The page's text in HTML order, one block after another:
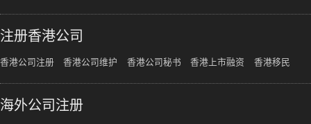
注册香港公司
香港公司注册 香港公司维护 香港公司秘书 香港上市融资 香港移民
海外公司注册